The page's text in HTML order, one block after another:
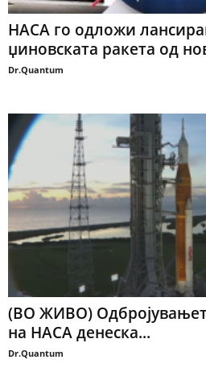
НАСА го одложи
џиновската ракета од
Dr.Quantum
(ВО ЖИВО)
на НАСА денеска...
Dr.Quantum